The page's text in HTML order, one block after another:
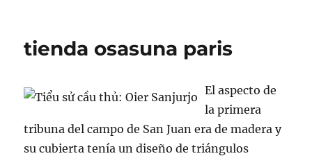
tienda osasuna paris
El aspecto de
la primera
tribuna del campo de San Juan era de madera y
su cubierta tenía un diseño de triángulos